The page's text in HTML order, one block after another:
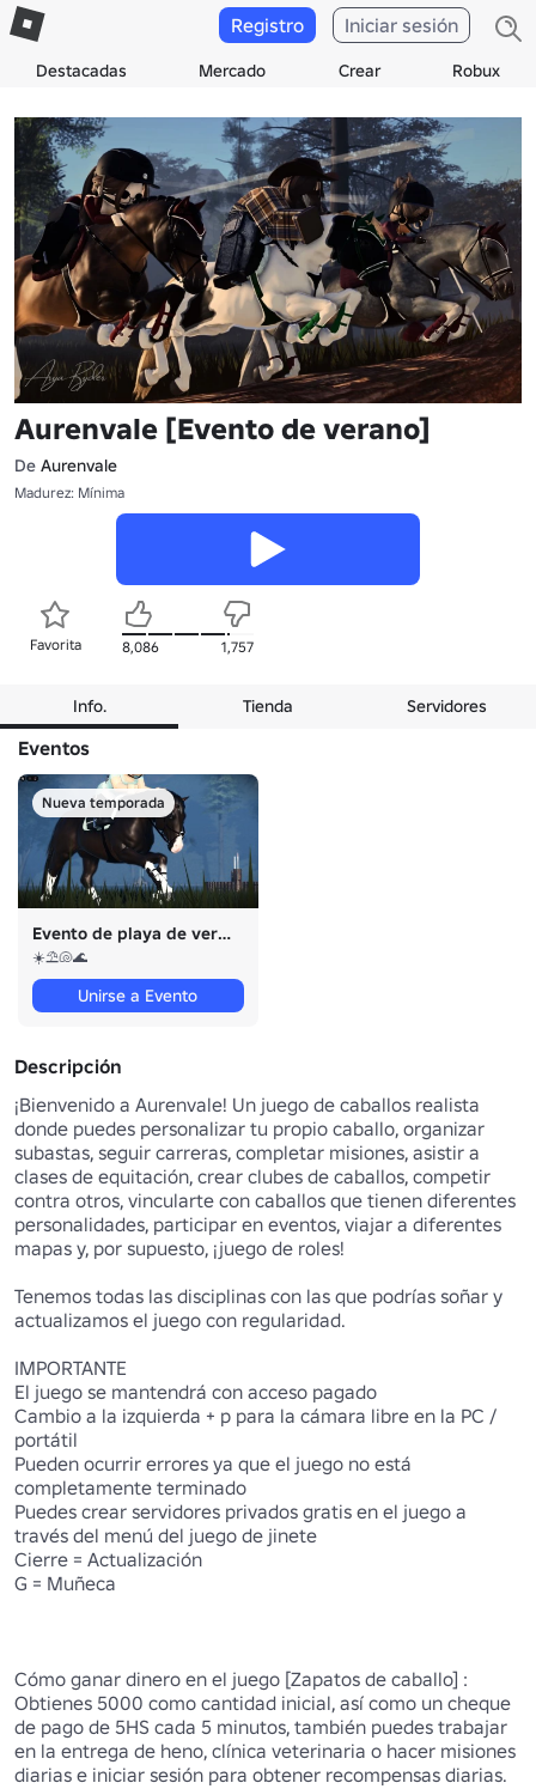
Destacadas Mercado Crear Robux
Registro Iniciar sesión
Aurenvale [Evento de verano]
De Aurenvale
Madurez: Mínima
Favorita 8,086 1,757
Info. Tienda Servidores
Eventos
Nueva temporada
Evento de playa de verano
☀️⛱️🐚🌊
Unirse a Evento
Descripción
¡Bienvenido a Aurenvale! Un juego de caballos realista
donde puedes personalizar tu propio caballo, organizar
subastas, seguir carreras, completar misiones, asistir a
clases de equitación, crear clubes de caballos, competir
contra otros, vincularte con caballos que tienen diferentes
personalidades, participar en eventos, viajar a diferentes
mapas y, por supuesto, ¡juego de roles!
Tenemos todas las disciplinas con las que podrías soñar y
actualizamos el juego con regularidad.
IMPORTANTE
El juego se mantendrá con acceso pagado
Cambio a la izquierda + p para la cámara libre en la PC /
portátil
Pueden ocurrir errores ya que el juego no está
completamente terminado
Puedes crear servidores privados gratis en el juego a
través del menú del juego de jinete
Cierre = Actualización
G = Muñeca
Cómo ganar dinero en el juego [Zapatos de caballo] :
Obtienes 5000 como cantidad inicial, así como un cheque
de pago de 5HS cada 5 minutos, también puedes trabajar
en la entrega de heno, clínica veterinaria o hacer misiones
diarias e iniciar sesión para obtener recompensas diarias.